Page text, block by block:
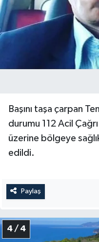
Başını taşa çarpan
durumu 112 Acil
üzerine bölgeye
edildi.
Paylaş
4 / 4